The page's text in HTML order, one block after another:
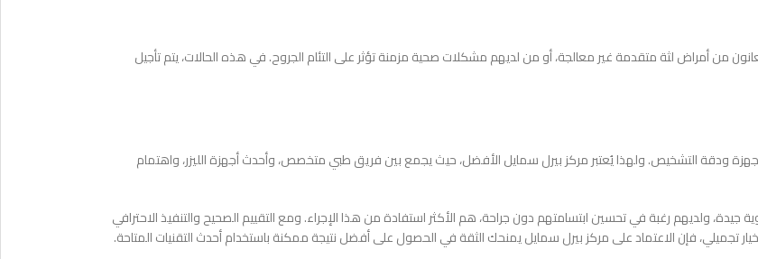
من أمراض لثة متقدمة غير معالجة، أو من لديهم مشكلات صحية مزمنة تؤثر على التئام الجروح. في هذه الحالات، يتم تأجيل
ودقة التشخيص. ولهذا يُعتبر مركز بيرل سمايل الأفضل، حيث يجمع بين فريق طبي متخصص، وأحدث أجهزة الليزر، واهتمام
ولديهم رغبة في تحسين ابتسامتهم دون جراحة، هم الأكثر استفادة من هذا الإجراء. ومع التقييم الصحيح والتنفيذ الاحترافي
تجميلي، فإن الاعتماد على مركز بيرل سمايل يمنحك الثقة في الحصول على أفضل نتيجة ممكنة باستخدام أحدث التقنيات المتاحة.